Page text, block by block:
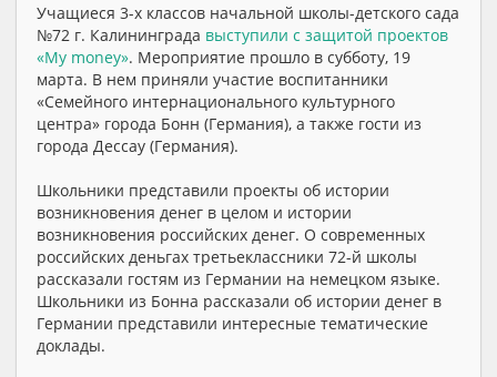
Учащиеся 3-х классов начальной школы-детского сада
№72 г. Калининграда выступили с защитой проектов
«My money». Мероприятие прошло в субботу, 19
марта. В нем приняли участие воспитанники
«Семейного интернационального культурного
центра» города Бонн (Германия), а также гости из
города Дессау (Германия).
Школьники представили проекты об истории
возникновения денег в целом и истории
возникновения российских денег. О современных
российских деньгах третьеклассники 72-й школы
рассказали гостям из Германии на немецком языке.
Школьники из Бонна рассказали об истории денег в
Германии представили интересные тематические
доклады.